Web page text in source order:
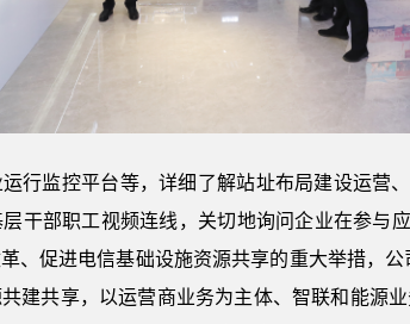
行监控平台等，详细了解站址布局建设运营
干部职工视频连线，关切地询问企业在参与
、促进电信基础设施资源共享的重大举措，
建共享，以运营商业务为主体、智联和能源